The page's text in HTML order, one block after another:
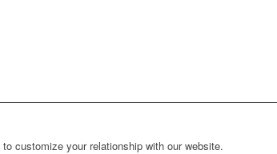
customize your relationship with our website.